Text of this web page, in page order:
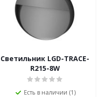
Светильник LGD-TRACE-
R215-8W
Есть в наличии (1)